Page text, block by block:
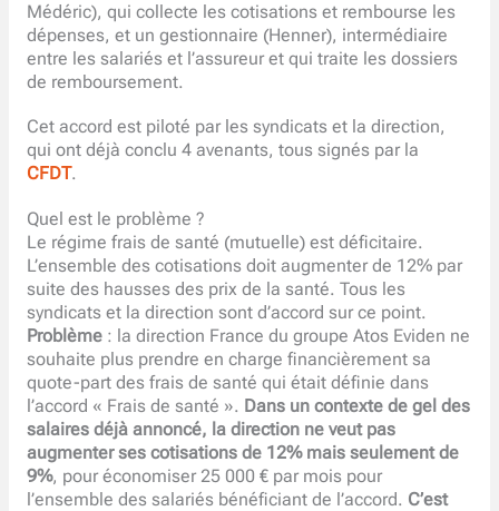
Médéric), qui collecte les cotisations et rembourse les
dépenses, et un gestionnaire (Henner), intermédiaire
entre les salariés et l’assureur et qui traite les dossiers
de remboursement.
Cet accord est piloté par les syndicats et la direction,
qui ont déjà conclu 4 avenants, tous signés par la
CFDT.
Quel est le problème ?
Le régime frais de santé (mutuelle) est déficitaire.
L’ensemble des cotisations doit augmenter de 12% par
suite des hausses des prix de la santé. Tous les
syndicats et la direction sont d’accord sur ce point.
Problème : la direction France du groupe Atos Eviden ne
souhaite plus prendre en charge financièrement sa
quote-part des frais de santé qui était définie dans
l’accord « Frais de santé ». Dans un contexte de gel des
salaires déjà annoncé, la direction ne veut pas
augmenter ses cotisations de 12% mais seulement de
9%, pour économiser 25 000 € par mois pour
l’ensemble des salariés bénéficiant de l’accord. C’est